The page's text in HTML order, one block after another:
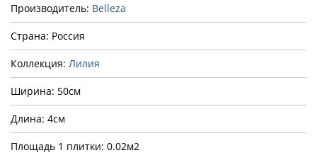
Производитель: Belleza
Страна: Россия
Коллекция: Лилия
Ширина: 50см
Длина: 4см
Площадь 1 плитки: 0.02м2